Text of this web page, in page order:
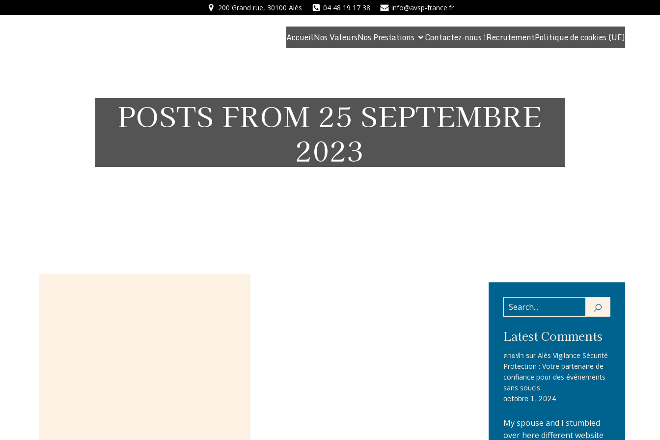
200 Grand rue, 30100 Alès 04 48 19 17 38 info@avsp-france.fr
AccueilNos ValeursNos Prestations Contactez-nous !RecrutementPolitique de cookies (UE)
POSTS FROM 25 SEPTEMBRE
2023
Latest Comments
ควยหำ sur Alès Vigilance Sécurité
Protection : Votre partenaire de
confiance pour des événements
sans soucis
octobre 1, 2024
My spouse and I stumbled
over here different website